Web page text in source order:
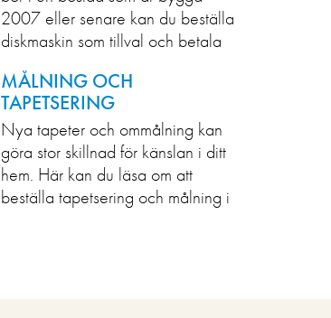
2007 eller senare kan du beställa
diskmaskin som tillval och betala
MÅLNING OCH
TAPETSERING
Nya tapeter och ommålning kan
göra stor skillnad för känslan i ditt
hem. Här kan du läsa om att
beställa tapetsering och målning i